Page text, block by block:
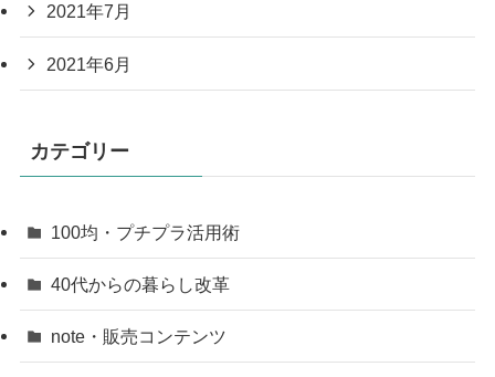
2021年7月
2021年6月
カテゴリー
100均・プチプラ活用術
40代からの暮らし改革
note・販売コンテンツ